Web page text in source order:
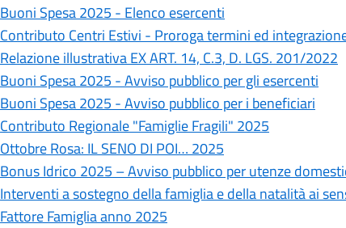
Buoni Spesa 2025 - Elenco esercenti
Contributo Centri Estivi - Proroga termini ed
Relazione illustrativa EX ART. 14, C.3, D. LGS. 201/2022
Buoni Spesa 2025 - Avviso pubblico per gli esercenti
Buoni Spesa 2025 - Avviso pubblico per i beneficiari
Contributo Regionale "Famiglie Fragili" 2025
Ottobre Rosa: IL SENO DI POI… 2025
Bonus Idrico 2025 – Avviso pubblico per utenze
Interventi a sostegno della famiglia e della natalità ai
Fattore Famiglia anno 2025